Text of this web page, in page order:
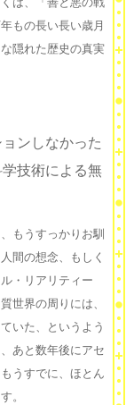
もの長い長い歳月
隠れた歴史の真実
ンしなかった
技術による無
もうすっかりお馴
間の想念、もしく
・リアリティー
世界の周りには、
いた、というよう
あと数年後にアセ
うすでに、ほとん
。